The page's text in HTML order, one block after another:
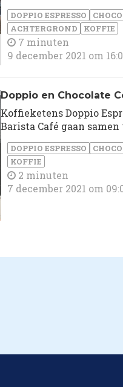
DOPPIO ESPRESSO
ACHTERGROND
KOFFIE
7 minuten
9 december 2021 om
Doppio en Chocolate
Koffieketens Doppio
Barista Café gaan samen
DOPPIO ESPRESSO
KOFFIE
2 minuten
7 december 2021 om